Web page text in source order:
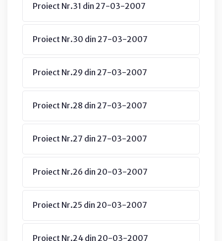
Proiect Nr.31 din 27-03-2007
Proiect Nr.30 din 27-03-2007
Proiect Nr.29 din 27-03-2007
Proiect Nr.28 din 27-03-2007
Proiect Nr.27 din 27-03-2007
Proiect Nr.26 din 20-03-2007
Proiect Nr.25 din 20-03-2007
Proiect Nr.24 din 20-03-2007